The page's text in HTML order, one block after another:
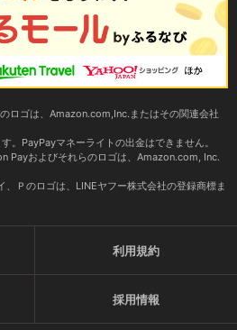
ロゴは、Amazon.com,Inc.またはその関連会社
。PayPayマネーライトの出金はできません。
Payおよびそれらのロゴは、Amazon.com, Inc.
Ｐのロゴは、LINEヤフー株式会社の登録商標ま
利用規約
採用情報